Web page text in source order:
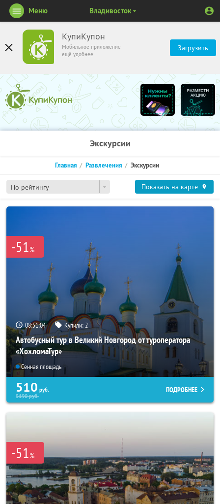
КупиКупон
Мобильное приложение
ещё удобнее
Загрузить
Меню Владивосток
Экскурсии
По рейтингу
Главная Развлечения Экскурсии
Показать на карте
-51%
08:51:02 Купили: 2
Автобусный тур в Великий Новгород от туроператора
«ХохломаТур»
Сенная площадь
510 руб.
5190руб.
ПОДРОБНЕЕ
-51%